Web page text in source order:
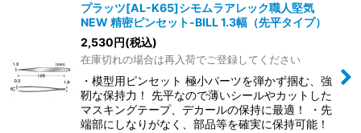
プラッツ[AL-K65]シモムラアレック職人堅気
NEW 精密ピンセット-BILL 1.3幅（先平タイプ）
2,530円(税込)
在庫切れの場合は再入荷でご登録してください
・模型用ピンセット 極小パーツを弾かず掴む、強
靭な保持力！ 先平なので薄いシールやカットした
マスキングテープ、デカールの保持に最適！ ・先
端部にしなりがなく、部品等を確実に保持可能！